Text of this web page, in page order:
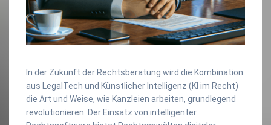
In der Zukunft der Rechtsberatung wird die Kombination
aus LegalTech und Künstlicher Intelligenz (KI im Recht)
die Art und Weise, wie Kanzleien arbeiten, grundlegend
revolutionieren. Der Einsatz von intelligenter